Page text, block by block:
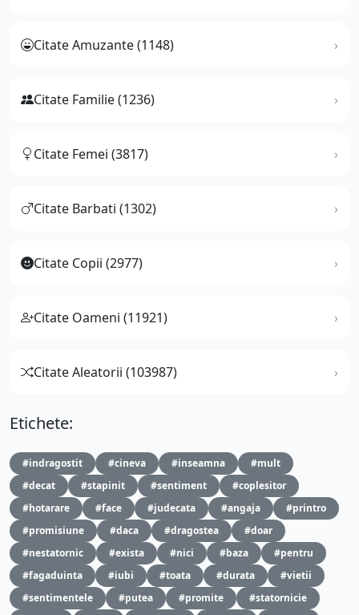
Citate Amuzante (1148)
Citate Familie (1236)
Citate Femei (3817)
Citate Barbati (1302)
Citate Copii (2977)
Citate Oameni (11921)
Citate Aleatorii (103987)
Etichete:
#indragostit #cineva #inseamna
#mult
#decat
#stapinit #sentiment
#coplesitor
#hotarare
#face #judecata #angaja
#printro
#promisiune
#daca #dragostea
#doar
#nestatornic
#exista #nici #baza
#pentru
#fagaduinta
#iubi #toata #durata
#vietii
#sentimentele
#putea #promite
#statornicie